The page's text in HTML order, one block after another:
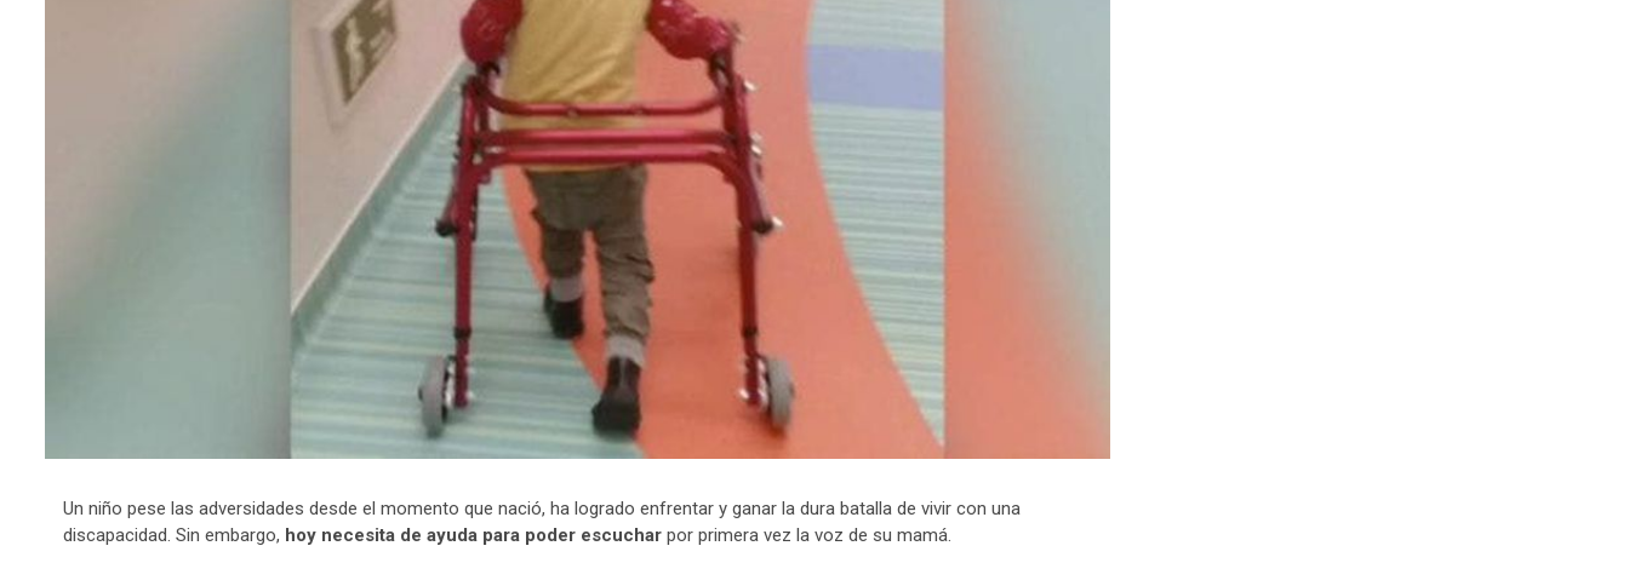
Un niño pese las adversidades desde el momento que nació, ha logrado enfrentar y ganar la dura batalla de vivir con una
discapacidad. Sin embargo, hoy necesita de ayuda para poder escuchar por primera vez la voz de su mamá.